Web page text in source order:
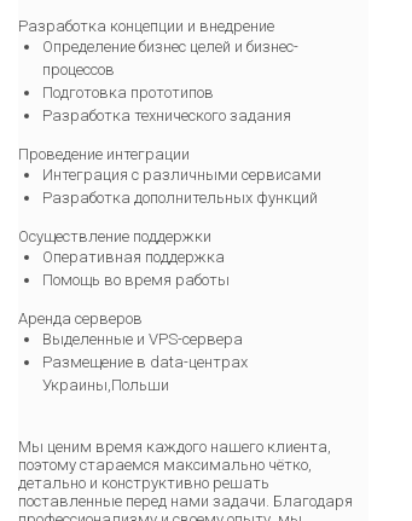
Разработка концепции и внедрение
Определение бизнес целей и бизнес-
процессов
Подготовка прототипов
Разработка технического задания
Проведение интеграции
Интеграция с различными сервисами
Разработка дополнительных функций
Осуществление поддержки
Оперативная поддержка
Помощь во время работы
Аренда серверов
Выделенные и VPS-сервера
Размещение в data-центрах
Украины,Польши
Мы ценим время каждого нашего клиента,
поэтому стараемся максимально чётко,
детально и конструктивно решать
поставленные перед нами задачи. Благодаря